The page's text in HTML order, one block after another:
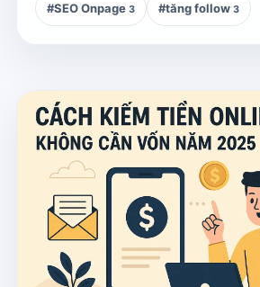
#SEO Onpage 3 #tăng follow 3